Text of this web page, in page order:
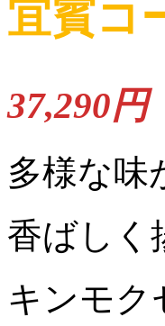
宜賓コ
37,290円
多様な味
香ばしく
キンモク